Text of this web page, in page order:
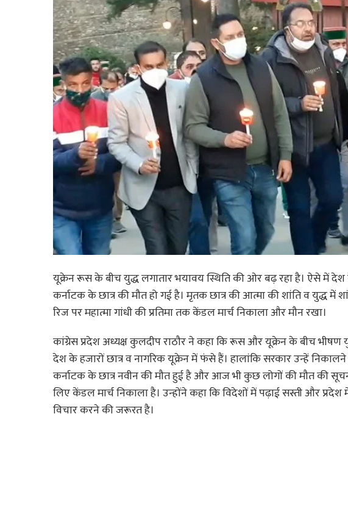
यूक्रेन रूस के बीच युद्ध लगातार भयावय स्थिति की ओर बढ़ रहा है। ऐसे में
कर्नाटक के छात्र की मौत हो गई है। मृतक छात्र की आत्मा की शांति व युद्ध
रिज पर महात्मा गांधी की प्रतिमा तक केंडल मार्च निकाला और मौन रखा।
कांग्रेस प्रदेश अध्यक्ष कुलदीप राठौर ने कहा कि रूस और यूक्रेन के बीच
देश के हजारों छात्र व नागरिक यूक्रेन में फंसे हैं। हालांकि सरकार उन्हें
कर्नाटक के छात्र नवीन की मौत हुई है और आज भी कुछ लोगों की मौत की
लिए केंडल मार्च निकाला है। उन्होंने कहा कि विदेशों में पढ़ाई सस्ती और
विचार करने की जरूरत है।